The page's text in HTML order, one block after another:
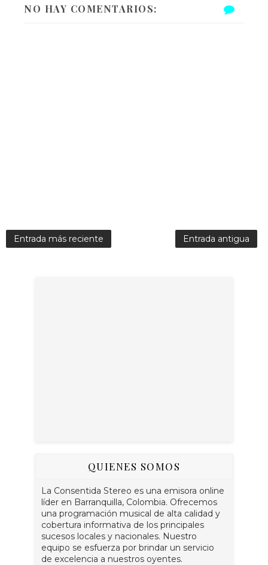
NO HAY COMENTARIOS:
Entrada más reciente Entrada antigua
QUIENES SOMOS
La Consentida Stereo es una emisora online
líder en Barranquilla, Colombia. Ofrecemos
una programación musical de alta calidad y
cobertura informativa de los principales
sucesos locales y nacionales. Nuestro
equipo se esfuerza por brindar un servicio
de excelencia a nuestros oyentes.